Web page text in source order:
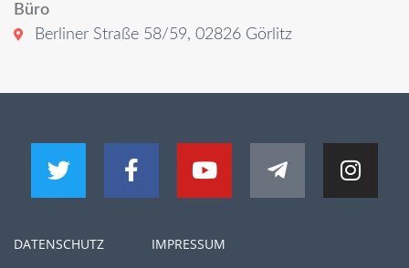
Büro
Berliner Straße 58/59, 02826 Görlitz
DATENSCHUTZ IMPRESSUM